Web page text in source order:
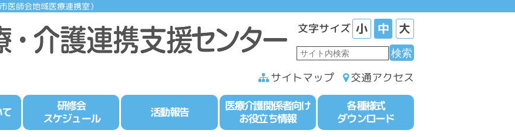
医師会地域医療連携室）
文字サイズ 小 中 大
サイトマップ 交通アクセス
研修会
スケジュール
活動報告
医療介護関係者向け
お役立ち情報
各種様式
ダウンロード